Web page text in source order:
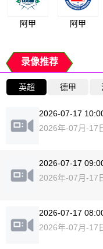
阿甲 阿甲
录像推荐
英超 德甲
2026-07-17
2026年-07月-17
2026-07-17
2026年-07月-17
2026-07-17
2026年-07月-17